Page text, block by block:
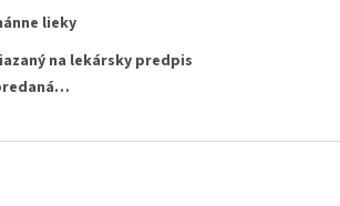
lieky
na lekársky predpis